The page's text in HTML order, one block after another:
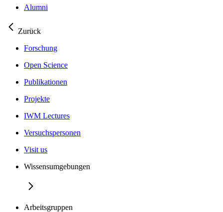
Alumni
Zurück
Forschung
Open Science
Publikationen
Projekte
IWM Lectures
Versuchspersonen
Visit us
Wissensumgebungen
Arbeitsgruppen